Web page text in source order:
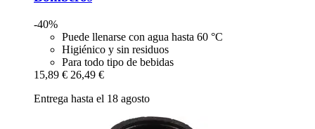
-40%
Puede llenarse con agua hasta 60 °C
Higiénico y sin residuos
Para todo tipo de bebidas
15,89 € 26,49 €
Entrega hasta el 18 agosto